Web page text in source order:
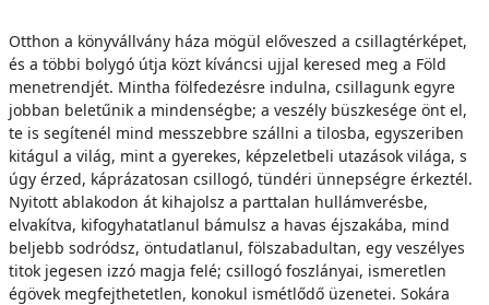
Otthon a könyvállvány háza mögül előveszed a csillagtérképet,
és a többi bolygó útja közt kíváncsi ujjal keresed meg a Föld
menetrendjét. Mintha fölfedezésre indulna, csillagunk egyre
jobban beletűnik a mindenségbe; a veszély büszkesége önt el,
te is segítenél mind messzebbre szállni a tilosba, egyszeriben
kitágul a világ, mint a gyerekes, képzeletbeli utazások világa, s
úgy érzed, káprázatosan csillogó, tündéri ünnepségre érkeztél.
Nyitott ablakodon át kihajolsz a parttalan hullámverésbe,
elvakítva, kifogyhatatlanul bámulsz a havas éjszakába, mind
beljebb sodródsz, öntudatlanul, fölszabadultan, egy veszélyes
titok jegesen izzó magja felé; csillogó foszlányai, ismeretlen
égövek megfejthetetlen, konokul ismétlődő üzenetei. Sokára